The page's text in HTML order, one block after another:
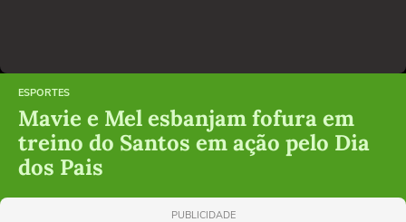
ESPORTES
Mavie e Mel esbanjam fofura em
treino do Santos em ação pelo Dia
dos Pais
PUBLICIDADE